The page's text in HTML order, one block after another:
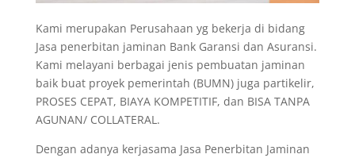
Kami merupakan Perusahaan yg bekerja di bidang
Jasa penerbitan jaminan Bank Garansi dan Asuransi.
Kami melayani berbagai jenis pembuatan jaminan
baik buat proyek pemerintah (BUMN) juga partikelir,
PROSES CEPAT, BIAYA KOMPETITIF, dan BISA TANPA
AGUNAN/ COLLATERAL.
Dengan adanya kerjasama Jasa Penerbitan Jaminan